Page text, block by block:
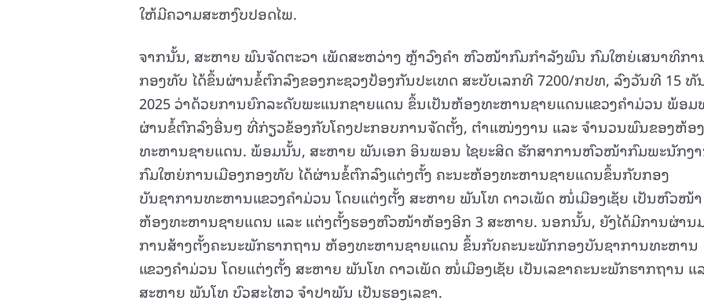
ໃຫ້ມີຄວາມສະຫງົບປອດໄພ.
ຈາກນັ້ນ, ສະຫາຍ ພົນຈັດຕະວາ ເພັດສະຫວ່າງ ຫຼ້າວົງຄຳ ຫົວໜ້າກົມກຳລັງພົນ ກົມໃຫຍ່ເສນາທິກາ
ກອງທັບ ໄດ້ຂຶ້ນຜ່ານຂໍ້ຕົກລົງຂອງກະຊວງປ້ອງກັນປະເທດ ສະບັບເລກທີ 7200/ກປທ, ລົງວັນທີ 15 ທັ
2025 ວ່າດ້ວຍການຍົກລະດັບພະແນກຊາຍແດນ ຂຶ້ນເປັນຫ້ອງທະຫານຊາຍແດນແຂວງຄຳມ່ວນ ພ້ອມ
ຜ່ານຂໍ້ຕົກລົງອື່ນໆ ທີ່ກ່ຽວຂ້ອງກັບໂຄງປະກອບການຈັດຕັ້ງ, ຕຳແໜ່ງງານ ແລະ ຈຳນວນພົນຂອງຫ້ອງ
ທະຫານຊາຍແດນ. ພ້ອມນັ້ນ, ສະຫາຍ ພັນເອກ ອິນພອນ ໄຊຍະສິດ ຮັກສາການຫົວໜ້າກົມພະນັກງ
ກົມໃຫຍ່ການເມືອງກອງທັບ ໄດ້ຜ່ານຂໍ້ຕົກລົງແຕ່ງຕັ້ງ ຄະນະຫ້ອງທະຫານຊາຍແດນຂຶ້ນກັບກອງ
ບັນຊາການທະຫານແຂວງຄຳມ່ວນ ໂດຍແຕ່ງຕັ້ງ ສະຫາຍ ພັນໂທ ດາວເພັດ ໜໍ່ເມືອງເຊັຍ ເປັນຫົວໜ້າ
ຫ້ອງທະຫານຊາຍແດນ ແລະ ແຕ່ງຕັ້ງຮອງຫົວໜ້າຫ້ອງອີກ 3 ສະຫາຍ. ນອກນັ້ນ, ຍັງໄດ້ມີການຜ່ານ
ການສ້າງຕັ້ງຄະນະພັກຮາກຖານ ຫ້ອງທະຫານຊາຍແດນ ຂຶ້ນກັບຄະນະພັກກອງບັນຊາການທະຫານ
ແຂວງຄຳມ່ວນ ໂດຍແຕ່ງຕັ້ງ ສະຫາຍ ພັນໂທ ດາວເພັດ ໜໍ່ເມືອງເຊັຍ ເປັນເລຂາຄະນະພັກຮາກຖານ ແ
ສະຫາຍ ພັນໂທ ບົວສະໄຫວ ຈຳປາພັນ ເປັນຮອງເລຂາ.